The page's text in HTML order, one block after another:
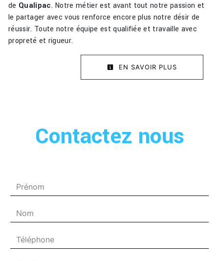
de Qualipac. Notre métier est avant tout notre passion et
le partager avec vous renforce encore plus notre désir de
réussir. Toute notre équipe est qualifiée et travaille avec
propreté et rigueur.
EN SAVOIR PLUS
Contactez nous